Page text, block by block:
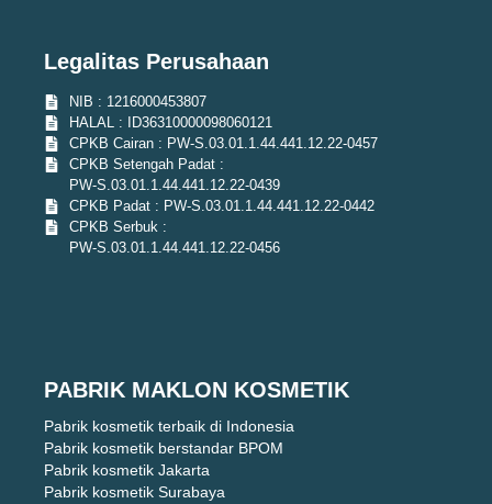
Legalitas Perusahaan
NIB : 1216000453807
HALAL : ID36310000098060121
CPKB Cairan : PW-S.03.01.1.44.441.12.22-0457
CPKB Setengah Padat :
PW-S.03.01.1.44.441.12.22-0439
CPKB Padat : PW-S.03.01.1.44.441.12.22-0442
CPKB Serbuk :
PW-S.03.01.1.44.441.12.22-0456
PABRIK MAKLON KOSMETIK
Pabrik kosmetik terbaik di Indonesia
Pabrik kosmetik berstandar BPOM
Pabrik kosmetik Jakarta
Pabrik kosmetik Surabaya